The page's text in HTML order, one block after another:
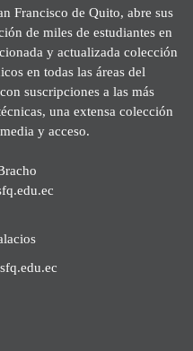
Francisco de Quito, abre sus
de miles de estudiantes en
y actualizada colección
en todas las áreas del
suscripciones a las más
una extensa colección
y acceso.